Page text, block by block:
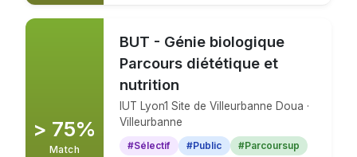
> 75%
Match
BUT - Génie biologique
Parcours diététique et
nutrition
IUT Lyon1 Site de Villeurbanne Doua ·
Villeurbanne
#Sélectif #Public #Parcoursup